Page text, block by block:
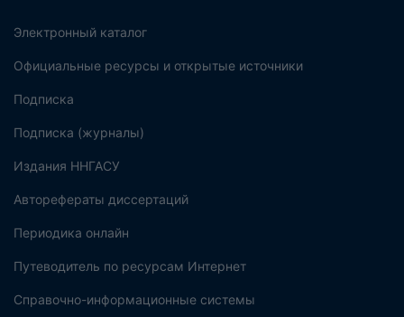
Электронный каталог
Официальные ресурсы и открытые источники
Подписка
Подписка (журналы)
Издания ННГАСУ
Авторефераты диссертаций
Периодика онлайн
Путеводитель по ресурсам Интернет
Справочно-информационные системы